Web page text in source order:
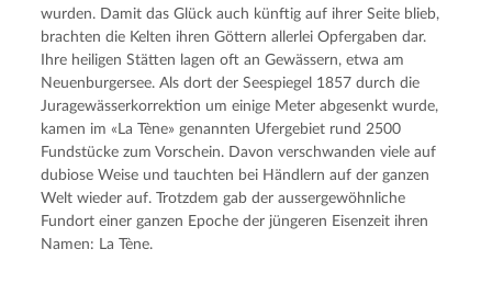
wurden. Damit das Glück auch künftig auf ihrer Seite blieb,
brachten die Kelten ihren Göttern allerlei Opfergaben dar.
Ihre heiligen Stätten lagen oft an Gewässern, etwa am
Neuenburgersee. Als dort der Seespiegel 1857 durch die
Juragewässerkorrektion um einige Meter abgesenkt wurde,
kamen im «La Tène» genannten Ufergebiet rund 2500
Fundstücke zum Vorschein. Davon verschwanden viele auf
dubiose Weise und tauchten bei Händlern auf der ganzen
Welt wieder auf. Trotzdem gab der aussergewöhnliche
Fundort einer ganzen Epoche der jüngeren Eisenzeit ihren
Namen: La Tène.